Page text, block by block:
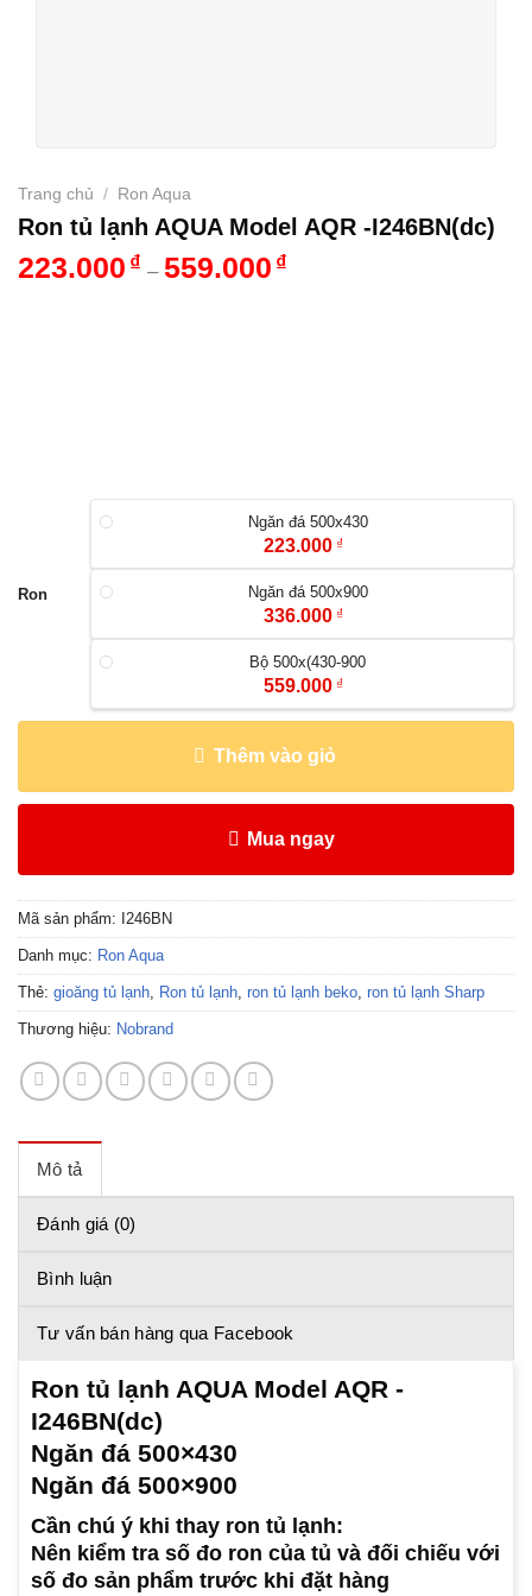
Trang chủ / Ron Aqua
Ron tủ lạnh AQUA Model AQR -I246BN(dc)
223.000 ₫ – 559.000 ₫
Ron
Ngăn đá 500x430
223.000 ₫
Ngăn đá 500x900
336.000 ₫
Bộ 500x(430-900
559.000 ₫
Thêm vào giỏ
Mua ngay
Mã sản phẩm: I246BN
Danh mục: Ron Aqua
Thẻ: gioăng tủ lạnh Ron tủ lạnh ron tủ lạnh beko ron tủ lạnh Sharp
Thương hiệu: Nobrand
Mô tả
Đánh giá (0)
Bình luận
Tư vấn bán hàng qua Facebook
Ron tủ lạnh AQUA Model AQR -
I246BN(dc)
Ngăn đá 500×430
Ngăn đá 500×900
Cần chú ý khi thay ron tủ lạnh:
Nên kiểm tra số đo ron của tủ và đối chiếu với
số đo sản phẩm trước khi đặt hàng